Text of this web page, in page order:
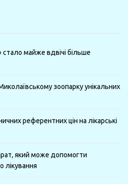
стало майже вдвічі більше
зоопарку унікальних
референтних цін на лікарські
який може допомогти
лікування